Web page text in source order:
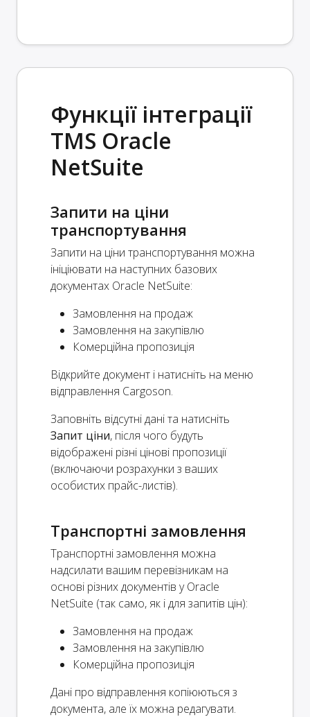
Функції інтеграції
TMS Oracle
NetSuite
Запити на ціни
транспортування
Запити на ціни транспортування можна
ініціювати на наступних базових
документах Oracle NetSuite:
Замовлення на продаж
Замовлення на закупівлю
Комерційна пропозиція
Відкрийте документ і натисніть на меню
відправлення Cargoson.
Заповніть відсутні дані та натисніть
Запит ціни, після чого будуть
відображені різні цінові пропозиції
(включаючи розрахунки з ваших
особистих прайс-листів).
Транспортні замовлення
Транспортні замовлення можна
надсилати вашим перевізникам на
основі різних документів у Oracle
NetSuite (так само, як і для запитів цін):
Замовлення на продаж
Замовлення на закупівлю
Комерційна пропозиція
Дані про відправлення копіюються з
документа, але їх можна редагувати.